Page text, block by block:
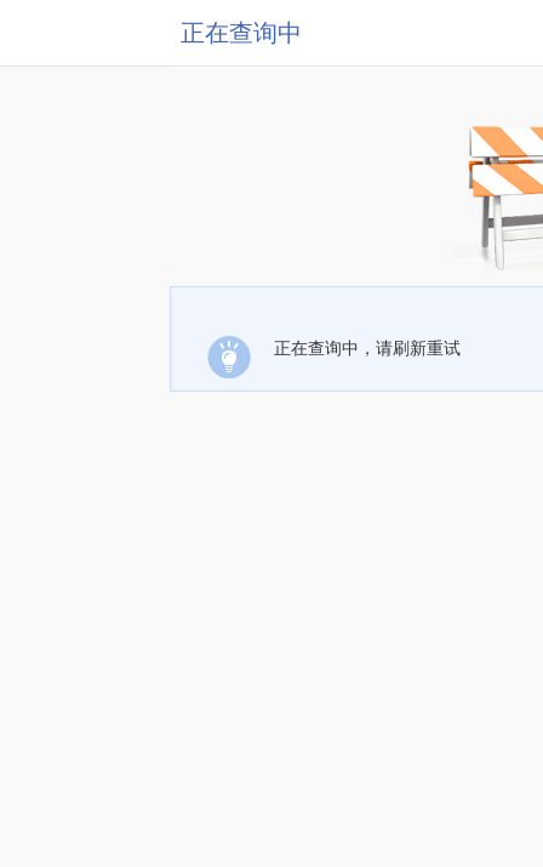
正在查询中
正在查询中，请刷新重试